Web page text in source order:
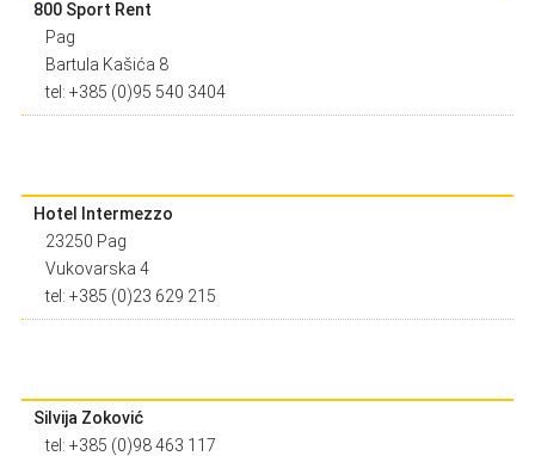
800 Sport Rent
Pag
Bartula Kašića 8
tel: +385 (0)95 540 3404
Hotel Intermezzo
23250 Pag
Vukovarska 4
tel: +385 (0)23 629 215
Silvija Zoković
tel: +385 (0)98 463 117